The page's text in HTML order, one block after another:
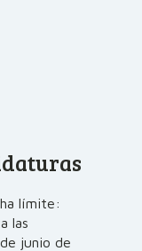
límite:
las
junio de